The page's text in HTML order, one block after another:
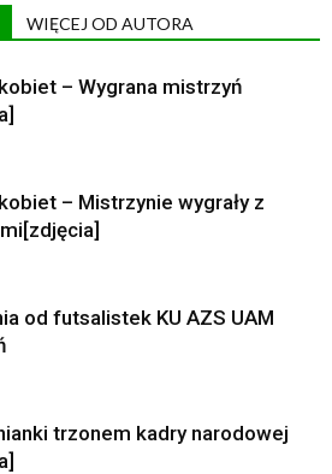
WIĘCEJ OD AUTORA
– Wygrana mistrzyń
– Mistrzynie wygrały z
od futsalistek KU AZS UAM
trzonem kadry narodowej